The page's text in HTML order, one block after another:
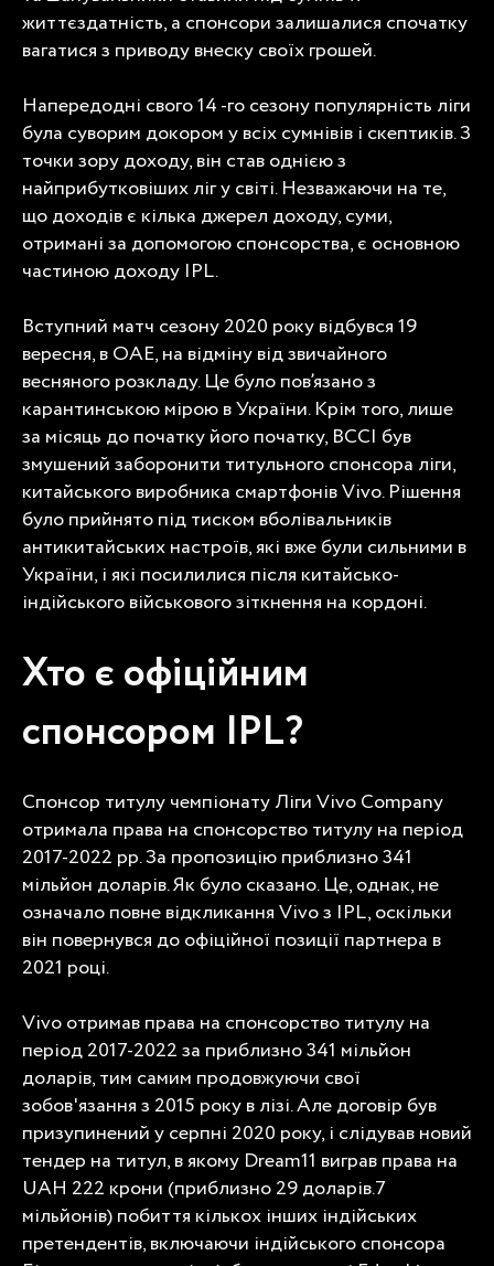
життєздатність, а спонсори залишалися спочатку
вагатися з приводу внеску своїх грошей.
Напередодні свого 14 -го сезону популярність ліги
була суворим докором у всіх сумнівів і скептиків. З
точки зору доходу, він став однією з
найприбутковіших ліг у світі. Незважаючи на те,
що доходів є кілька джерел доходу, суми,
отримані за допомогою спонсорства, є основною
частиною доходу IPL.
Вступний матч сезону 2020 року відбувся 19
вересня, в ОАЕ, на відміну від звичайного
весняного розкладу. Це було пов’язано з
карантинською мірою в України. Крім того, лише
за місяць до початку його початку, BCCI був
змушений заборонити титульного спонсора ліги,
китайського виробника смартфонів Vivo. Рішення
було прийнято під тиском вболівальників
антикитайських настроїв, які вже були сильними в
України, і які посилилися після китайсько-
індійського військового зіткнення на кордоні.
Хто є офіційним
спонсором IPL?
Спонсор титулу чемпіонату Ліги Vivo Company
отримала права на спонсорство титулу на період
2017-2022 рр. За пропозицію приблизно 341
мільйон доларів. Як було сказано. Це, однак, не
означало повне відкликання Vivo з IPL, оскільки
він повернувся до офіційної позиції партнера в
2021 році.
Vivo отримав права на спонсорство титулу на
період 2017-2022 за приблизно 341 мільйон
доларів, тим самим продовжуючи свої
зобов'язання з 2015 року в лізі. Але договір був
призупинений у серпні 2020 року, і слідував новий
тендер на титул, в якому Dream11 виграв права на
UAH 222 крони (приблизно 29 доларів.7
мільйонів) побиття кількох інших індійських
претендентів, включаючи індійського спонсора